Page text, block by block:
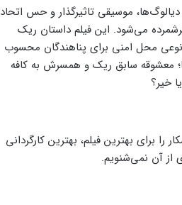
دیالوگ‌ها، موسیقی تاثیرگذار و حس اتحاد
می‌شود. این فیلم داستان ریک
محل امنی برای پناهندگان محسوب
معشوقه سابق ریک و همسرش به کافه
خیر؟
برای بهترین فیلم، بهترین کارگردانی
از آن نمی‌شنویم.